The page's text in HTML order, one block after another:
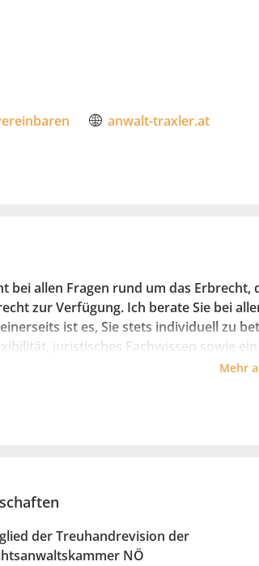
anwalt-traxler.at
bei allen Fragen rund um das Erbrecht,
zur Verfügung. Ich berate Sie bei
ist es, Sie stets individuell zu
juristisches Fachwissen sowie ein
Mehr
der Treuhandrevision der
NÖ